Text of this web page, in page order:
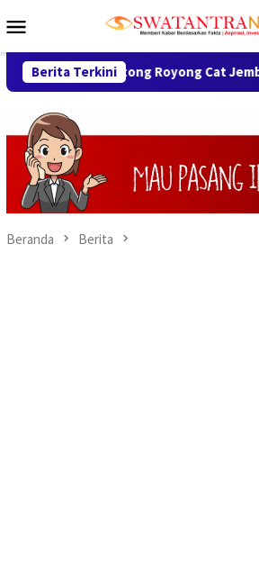
ke
Mobile
Berita Terkini
Gotong Royong Cat Jembatan CBL
Beranda Berita